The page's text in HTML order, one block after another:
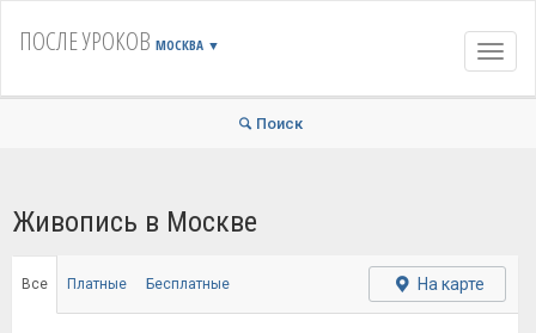
ПОСЛЕ УРОКОВ МОСКВА ▼
Поиск
Живопись в Москве
Все Платные Бесплатные На карте